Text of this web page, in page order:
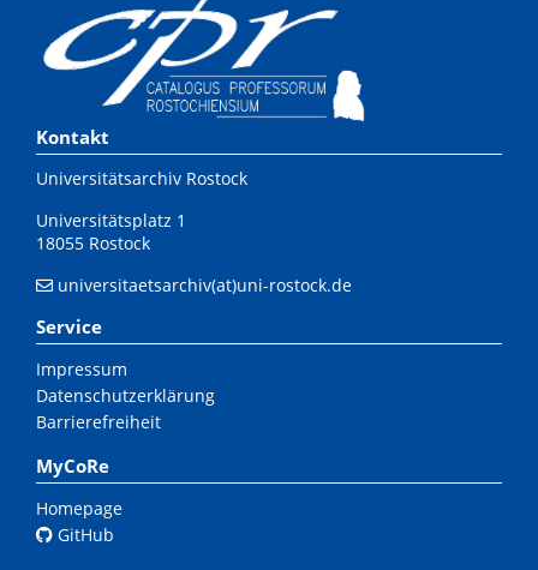
Kontakt
Universitätsarchiv Rostock
Universitätsplatz 1
18055 Rostock
universitaetsarchiv(at)uni-rostock.de
Service
Impressum
Datenschutzerklärung
Barrierefreiheit
MyCoRe
Homepage
GitHub